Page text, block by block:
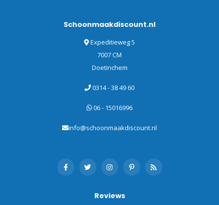
Schoonmaakdiscount.nl
Expeditieweg 5
7007 CM
Doetinchem
0314 - 38 49 60
06 - 15016996
info@schoonmaakdiscount.nl
Reviews